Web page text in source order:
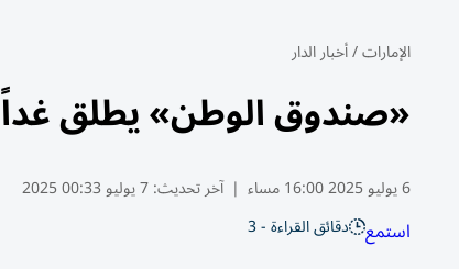
الإمارات/أخبار الدار
«صندوق الوطن» يطلق غداً برامجه
6 يوليو 2025 16:00 مساء | آخر تحديث:7 يوليو 00:33 2025
استمع دقائق القراءة - 3